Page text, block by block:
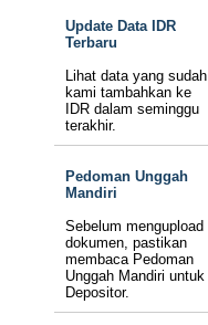
Update Data IDR
Terbaru
Lihat data yang sudah
kami tambahkan ke
IDR dalam seminggu
terakhir.
Pedoman Unggah
Mandiri
Sebelum mengupload
dokumen, pastikan
membaca Pedoman
Unggah Mandiri untuk
Depositor.